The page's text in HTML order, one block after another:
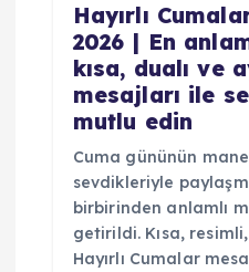
Hayırlı
2026 | En
kısa, dualı ve
mesajları ile
mutlu edin
Cuma gününün
sevdikleriyle
birbirinden anlamlı
getirildi. Kısa,
Hayırlı Cumalar